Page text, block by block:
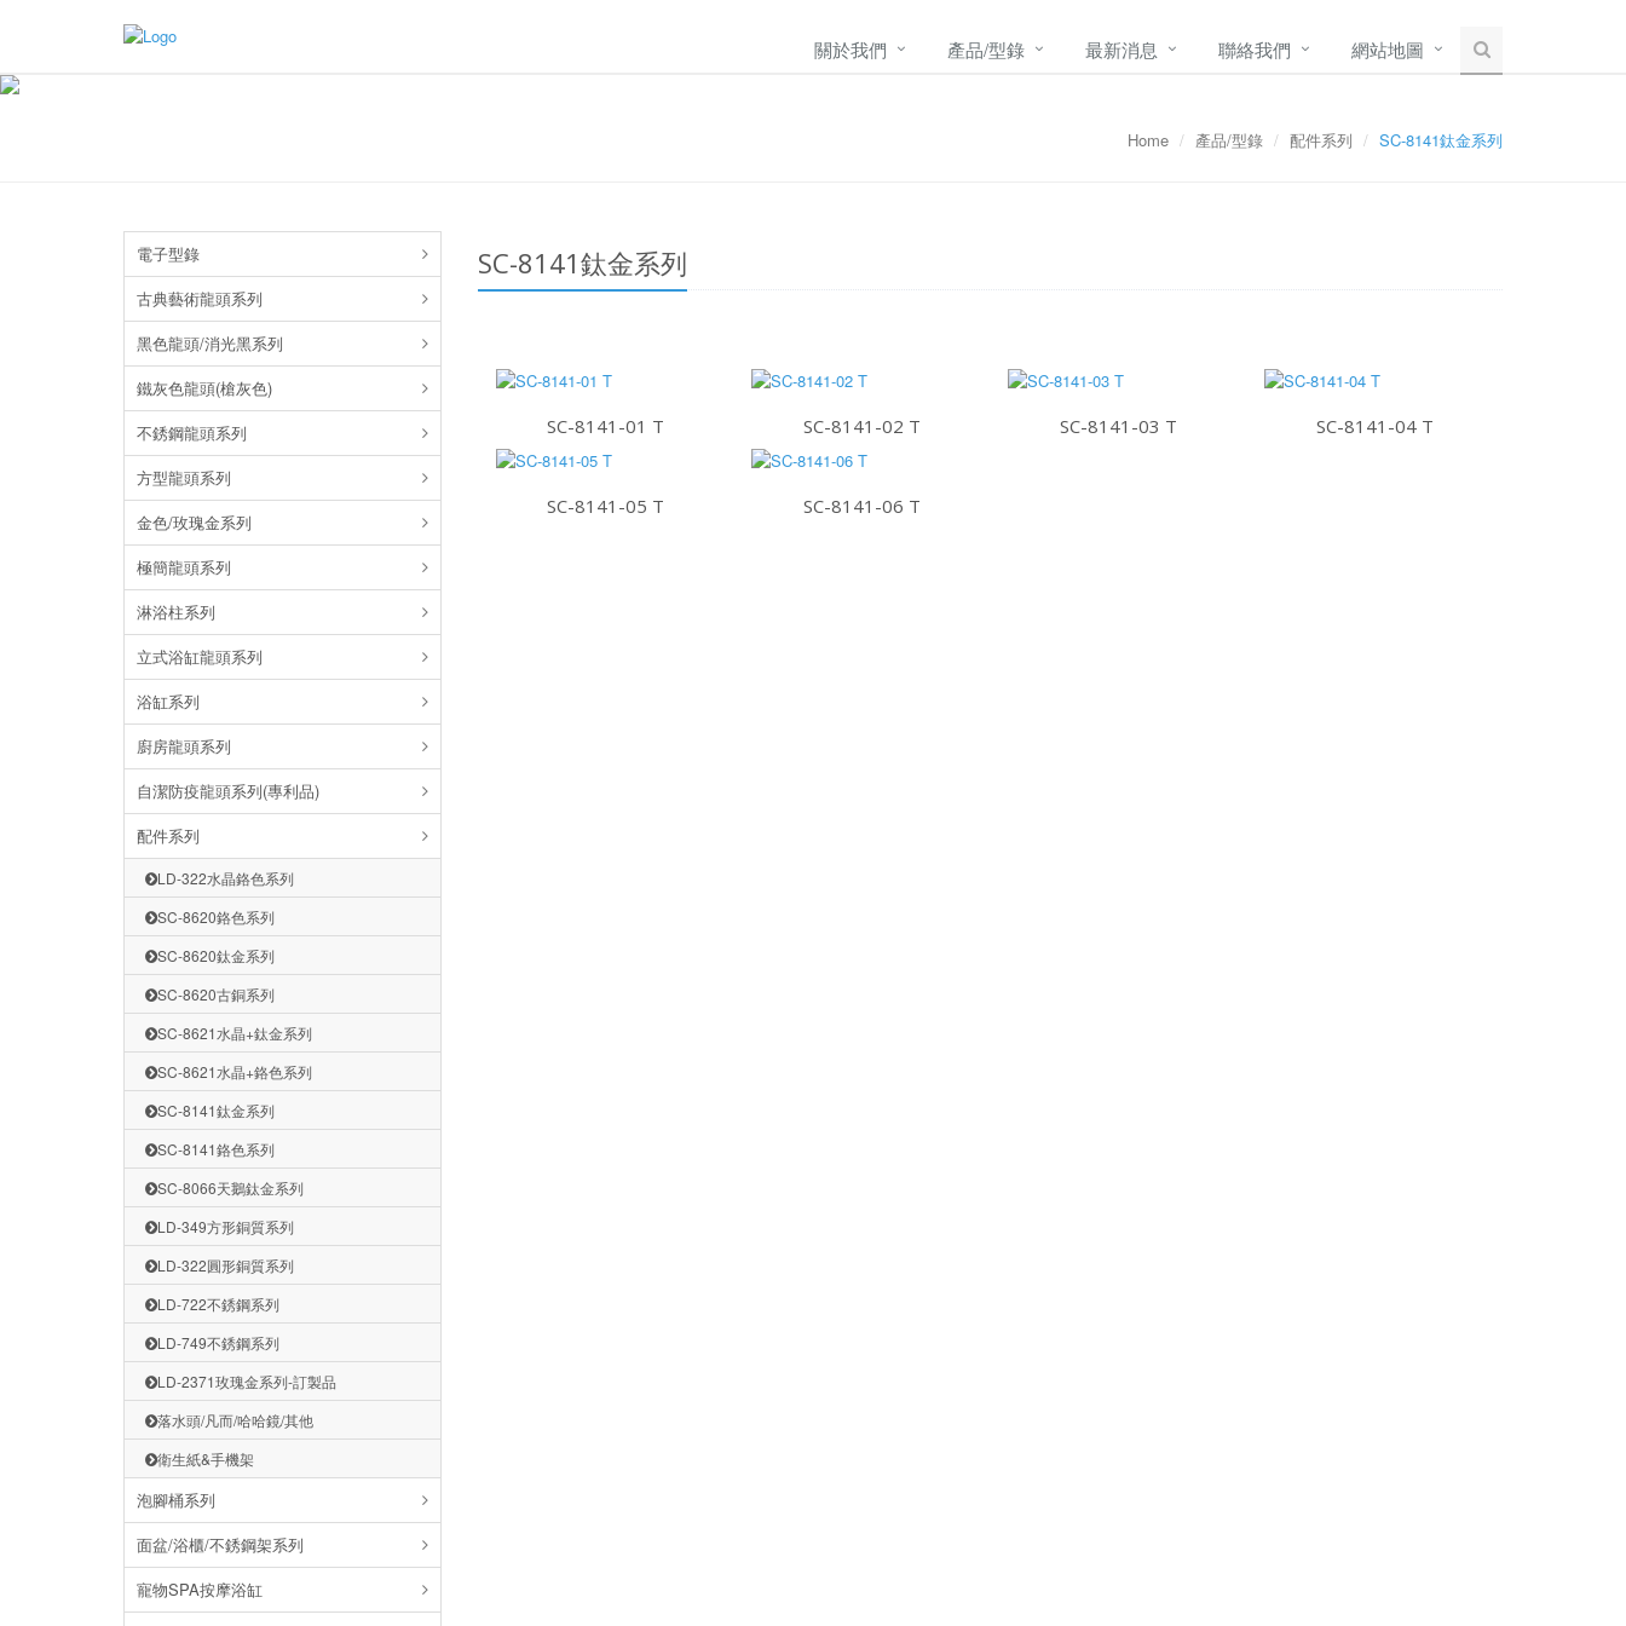
關於我們 產品/型錄 最新消息 聯絡我們 網站地圖
Home 產品/型錄 配件系列 SC-8141鈦金系列
電子型錄
古典藝術龍頭系列
黑色龍頭/消光黑系列
鐵灰色龍頭(槍灰色)
不銹鋼龍頭系列
方型龍頭系列
金色/玫瑰金系列
極簡龍頭系列
淋浴柱系列
立式浴缸龍頭系列
浴缸系列
廚房龍頭系列
自潔防疫龍頭系列(專利品)
配件系列
LD-322水晶鉻色系列
SC-8620鉻色系列
SC-8620鈦金系列
SC-8620古銅系列
SC-8621水晶+鈦金系列
SC-8621水晶+鉻色系列
SC-8141鈦金系列
SC-8141鉻色系列
SC-8066天鵝鈦金系列
LD-349方形銅質系列
LD-322圓形銅質系列
LD-722不銹鋼系列
LD-749不銹鋼系列
LD-2371玫瑰金系列-訂製品
落水頭/凡而/哈哈鏡/其他
衛生紙&手機架
泡腳桶系列
面盆/浴櫃/不銹鋼架系列
寵物SPA按摩浴缸
SC-8141鈦金系列
SC-8141-01 T SC-8141-02 T SC-8141-03 T SC-8141-04 T
SC-8141-05 T SC-8141-06 T